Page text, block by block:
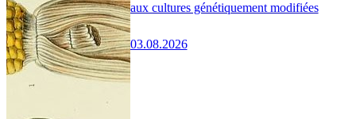
aux cultures génétiquement modifiées
03.08.2026